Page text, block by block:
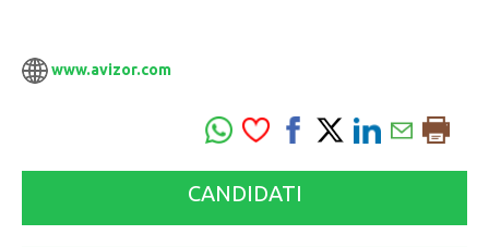
www.avizor.com
CANDIDATI